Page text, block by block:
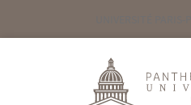
Logo